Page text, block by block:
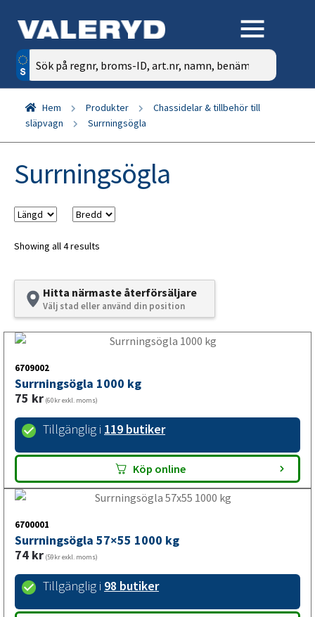
Sök
efter:
Hem Produkter
Chassidelar & tillbehör till
släpvagn
Surrningsögla
Surrningsögla
Showing all 4 results
Hitta närmaste återförsäljare
Välj stad eller använd din position
6709002
Surrningsögla 1000 kg
75 kr (60kr exkl. moms)
Tillgänglig i 119 butiker
Köp online
6700001
Surrningsögla 57×55 1000 kg
74 kr (59kr exkl. moms)
Tillgänglig i 98 butiker